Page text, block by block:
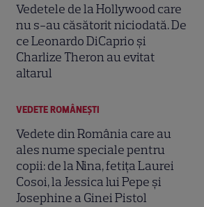
Vedetele de la Hollywood care
nu s-au căsătorit niciodată. De
ce Leonardo DiCaprio și
Charlize Theron au evitat
altarul
VEDETE ROMÂNEŞTI
Vedete din România care au
ales nume speciale pentru
copii: de la Nina, fetița Laurei
Cosoi, la Jessica lui Pepe și
Josephine a Ginei Pistol